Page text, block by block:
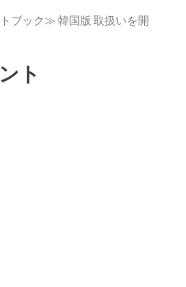
ブック≫ 韓国版 取扱いを開
ト